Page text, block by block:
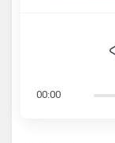
00:00